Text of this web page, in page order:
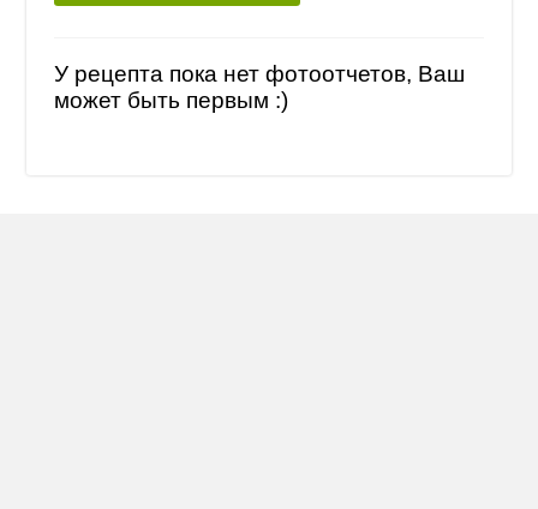
У рецепта пока нет фотоотчетов, Ваш
может быть первым :)